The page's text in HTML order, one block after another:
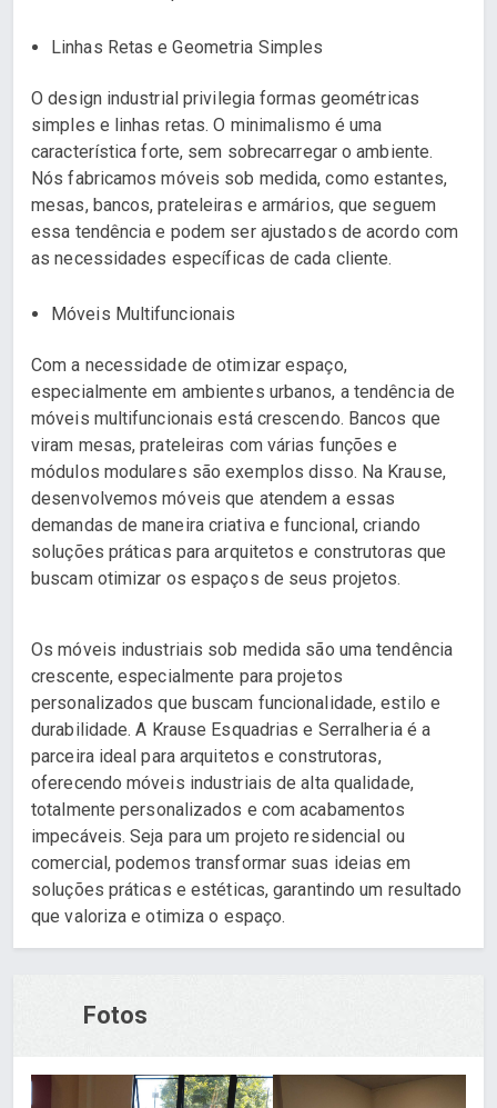
Linhas Retas e Geometria Simples
O design industrial privilegia formas geométricas
simples e linhas retas. O minimalismo é uma
característica forte, sem sobrecarregar o ambiente.
Nós fabricamos móveis sob medida, como estantes,
mesas, bancos, prateleiras e armários, que seguem
essa tendência e podem ser ajustados de acordo com
as necessidades específicas de cada cliente.
Móveis Multifuncionais
Com a necessidade de otimizar espaço,
especialmente em ambientes urbanos, a tendência de
móveis multifuncionais está crescendo. Bancos que
viram mesas, prateleiras com várias funções e
módulos modulares são exemplos disso. Na Krause,
desenvolvemos móveis que atendem a essas
demandas de maneira criativa e funcional, criando
soluções práticas para arquitetos e construtoras que
buscam otimizar os espaços de seus projetos.
Os móveis industriais sob medida são uma tendência
crescente, especialmente para projetos
personalizados que buscam funcionalidade, estilo e
durabilidade. A Krause Esquadrias e Serralheria é a
parceira ideal para arquitetos e construtoras,
oferecendo móveis industriais de alta qualidade,
totalmente personalizados e com acabamentos
impecáveis. Seja para um projeto residencial ou
comercial, podemos transformar suas ideias em
soluções práticas e estéticas, garantindo um resultado
que valoriza e otimiza o espaço.
Fotos